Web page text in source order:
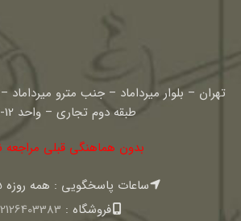
تهران – بلوار میرداماد – جنب مترو میرداماد
طبقه دوم تجاری – واحد TS-12
بدون هماهنگی قبلی مراجعه
ساعات پاسخگویی : همه روزه 15 الی 20
فروشگاه :